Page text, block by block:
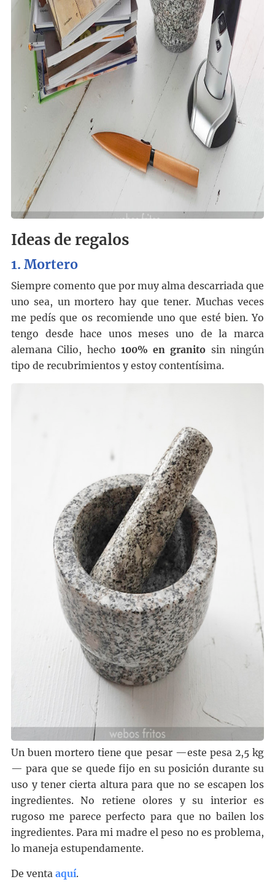
Ideas de regalos
1. Mortero
Siempre comento que por muy alma descarriada que
uno sea, un mortero hay que tener. Muchas veces
me pedís que os recomiende uno que esté bien. Yo
tengo desde hace unos meses uno de la marca
alemana Cilio, hecho 100% en granito sin ningún
tipo de recubrimientos y estoy contentísima.
Un buen mortero tiene que pesar —este pesa 2,5 kg
— para que se quede fijo en su posición durante su
uso y tener cierta altura para que no se escapen los
ingredientes. No retiene olores y su interior es
rugoso me parece perfecto para que no bailen los
ingredientes. Para mi madre el peso no es problema,
lo maneja estupendamente.
De venta aquí.